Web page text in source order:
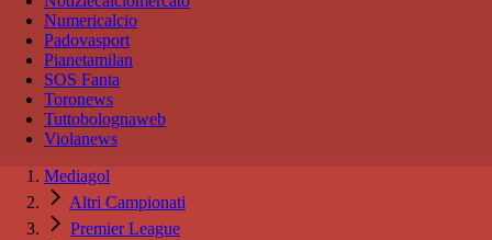
Numericalcio
Padovasport
Pianetamilan
SOS Fanta
Toronews
Tuttobolognaweb
Violanews
Mediagol
Altri Campionati
Premier League